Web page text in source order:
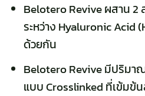
Belotero Revive ผสาน
ระหว่าง Hyaluronic Acid
ด้วยกัน
Belotero Reviveมีปริมา
แบบ Crosslinked ที่เข้มข้